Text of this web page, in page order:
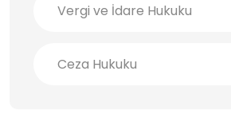
Vergi ve İdare Hukuku
Ceza Hukuku